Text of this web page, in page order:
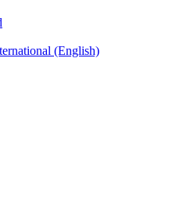
(English)